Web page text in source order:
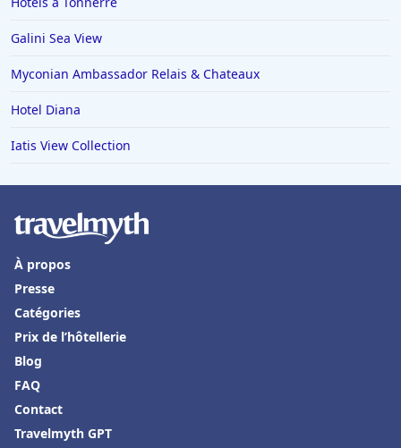
Galini Sea View
Myconian Ambassador Relais & Chateaux
Hotel Diana
Iatis View Collection
À propos
Presse
Catégories
Prix de l’hôtellerie
Blog
FAQ
Contact
Travelmyth GPT